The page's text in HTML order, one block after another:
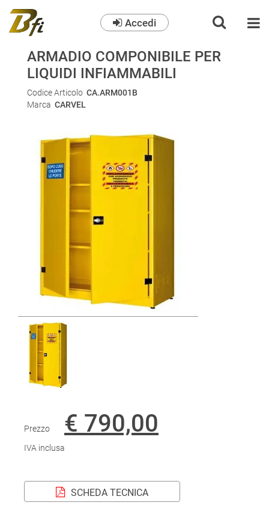
Accedi
ARMADIO COMPONIBILE PER
LIQUIDI INFIAMMABILI
Codice Articolo CA.ARM001B
Marca CARVEL
Prezzo € 790,00
IVA inclusa
SCHEDA TECNICA